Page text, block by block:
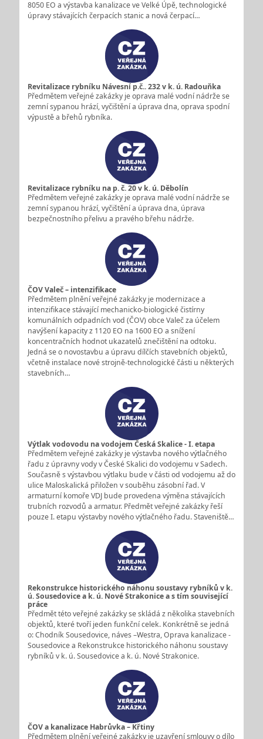
8050 EO a výstavba kanalizace ve Velké Úpě, technologické
úpravy stávajících čerpacích stanic a nová čerpací…
Revitalizace rybníku Návesní p.č.. 232 v k. ú. Radouňka
Předmětem veřejné zakázky je oprava malé vodní nádrže se
zemní sypanou hrází, vyčištění a úprava dna, oprava spodní
výpustě a břehů rybníka.
Revitalizace rybníku na p. č. 20 v k. ú. Děbolín
Předmětem veřejné zakázky je oprava malé vodní nádrže se
zemní sypanou hrází, vyčištění a úprava dna, úprava
bezpečnostního přelivu a pravého břehu nádrže.
ČOV Valeč – intenzifikace
Předmětem plnění veřejné zakázky je modernizace a
intenzifikace stávající mechanicko-biologické čistírny
komunálních odpadních vod (ČOV) obce Valeč za účelem
navýšení kapacity z 1120 EO na 1600 EO a snížení
koncentračních hodnot ukazatelů znečištění na odtoku.
Jedná se o novostavbu a úpravu dílčích stavebních objektů,
včetně instalace nové strojně-technologické části u některých
stavebních…
Výtlak vodovodu na vodojem Česká Skalice - I. etapa
Předmětem veřejné zakázky je výstavba nového výtlačného
řadu z úpravny vody v České Skalici do vodojemu v Sadech.
Současně s výstavbou výtlaku bude v části od vodojemu až do
ulice Maloskalická přiložen v souběhu zásobní řad. V
armaturní komoře VDJ bude provedena výměna stávajících
trubních rozvodů a armatur. Předmět veřejné zakázky řeší
pouze I. etapu výstavby nového výtlačného řadu. Staveniště…
Rekonstrukce historického náhonu soustavy rybníků v k.
ú. Sousedovice a k. ú. Nové Strakonice a s tím související
práce
Předmět této veřejné zakázky se skládá z několika stavebních
objektů, které tvoří jeden funkční celek. Konkrétně se jedná
o: Chodník Sousedovice, náves –Westra, Oprava kanalizace -
Sousedovice a Rekonstrukce historického náhonu soustavy
rybníků v k. ú. Sousedovice a k. ú. Nové Strakonice.
ČOV a kanalizace Habrůvka – Křtiny
Předmětem plnění veřejné zakázky je uzavření smlouvy o dílo